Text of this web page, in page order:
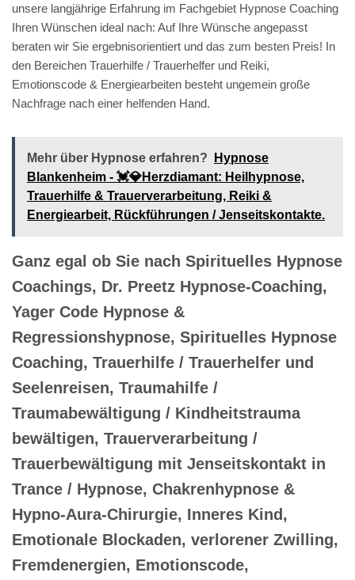
unsere langjährige Erfahrung im Fachgebiet Hypnose Coaching
Ihren Wünschen ideal nach: Auf Ihre Wünsche angepasst
beraten wir Sie ergebnisorientiert und das zum besten Preis! In
den Bereichen Trauerhilfe / Trauerhelfer und Reiki,
Emotionscode & Energiearbeiten besteht ungemein große
Nachfrage nach einer helfenden Hand.
Mehr über Hypnose erfahren?
Hypnose
Blankenheim - 💓️💎Herzdiamant: Heilhypnose,
Trauerhilfe & Trauerverarbeitung, Reiki &
Energiearbeit, Rückführungen / Jenseitskontakte.
Ganz egal ob Sie nach Spirituelles Hypnose
Coachings, Dr. Preetz Hypnose-Coaching,
Yager Code Hypnose &
Regressionshypnose, Spirituelles Hypnose
Coaching, Trauerhilfe / Trauerhelfer und
Seelenreisen, Traumahilfe /
Traumabewältigung / Kindheitstrauma
bewältigen, Trauerverarbeitung /
Trauerbewältigung mit Jenseitskontakt in
Trance / Hypnose, Chakrenhypnose &
Hypno-Aura-Chirurgie, Inneres Kind,
Emotionale Blockaden, verlorener Zwilling,
Fremdenergien, Emotionscode,